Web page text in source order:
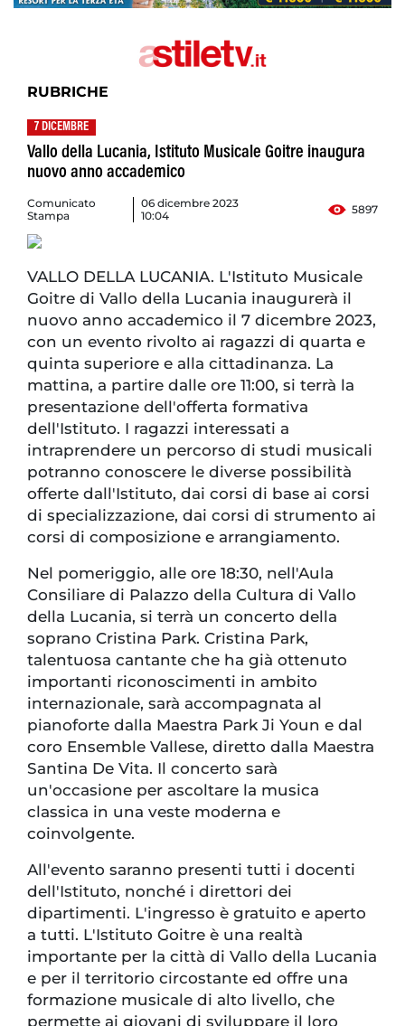
RUBRICHE
7 DICEMBRE
Vallo della Lucania, Istituto Musicale Goitre inaugura
nuovo anno accademico
Comunicato
Stampa
06 dicembre 2023
10:04
5897
VALLO DELLA LUCANIA. L'Istituto Musicale
Goitre di Vallo della Lucania inaugurerà il
nuovo anno accademico il 7 dicembre 2023,
con un evento rivolto ai ragazzi di quarta e
quinta superiore e alla cittadinanza. La
mattina, a partire dalle ore 11:00, si terrà la
presentazione dell'offerta formativa
dell'Istituto. I ragazzi interessati a
intraprendere un percorso di studi musicali
potranno conoscere le diverse possibilità
offerte dall'Istituto, dai corsi di base ai corsi
di specializzazione, dai corsi di strumento ai
corsi di composizione e arrangiamento.
Nel pomeriggio, alle ore 18:30, nell'Aula
Consiliare di Palazzo della Cultura di Vallo
della Lucania, si terrà un concerto della
soprano Cristina Park. Cristina Park,
talentuosa cantante che ha già ottenuto
importanti riconoscimenti in ambito
internazionale, sarà accompagnata al
pianoforte dalla Maestra Park Ji Youn e dal
coro Ensemble Vallese, diretto dalla Maestra
Santina De Vita. Il concerto sarà
un'occasione per ascoltare la musica
classica in una veste moderna e
coinvolgente.
All'evento saranno presenti tutti i docenti
dell'Istituto, nonché i direttori dei
dipartimenti. L'ingresso è gratuito e aperto
a tutti. L'Istituto Goitre è una realtà
importante per la città di Vallo della Lucania
e per il territorio circostante ed offre una
formazione musicale di alto livello, che
permette ai giovani di sviluppare il loro